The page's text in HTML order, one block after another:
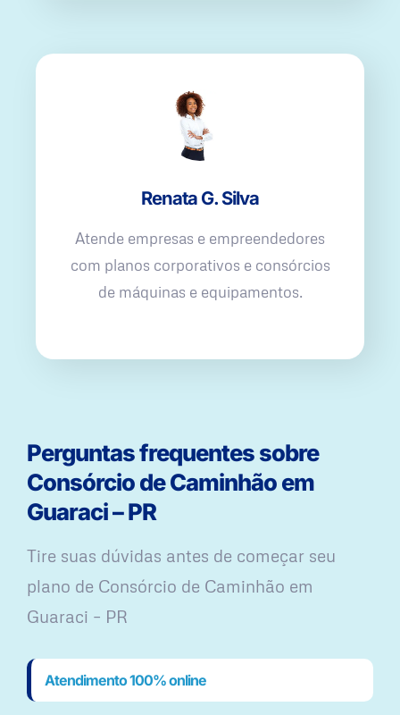
Renata G. Silva
Atende empresas e empreendedores
com planos corporativos e consórcios
de máquinas e equipamentos.
Perguntas frequentes sobre
Consórcio de Caminhão em
Guaraci – PR
Tire suas dúvidas antes de começar seu
plano ​de Consórcio de Caminhão em
Guaraci – PR
Atendimento 100% online